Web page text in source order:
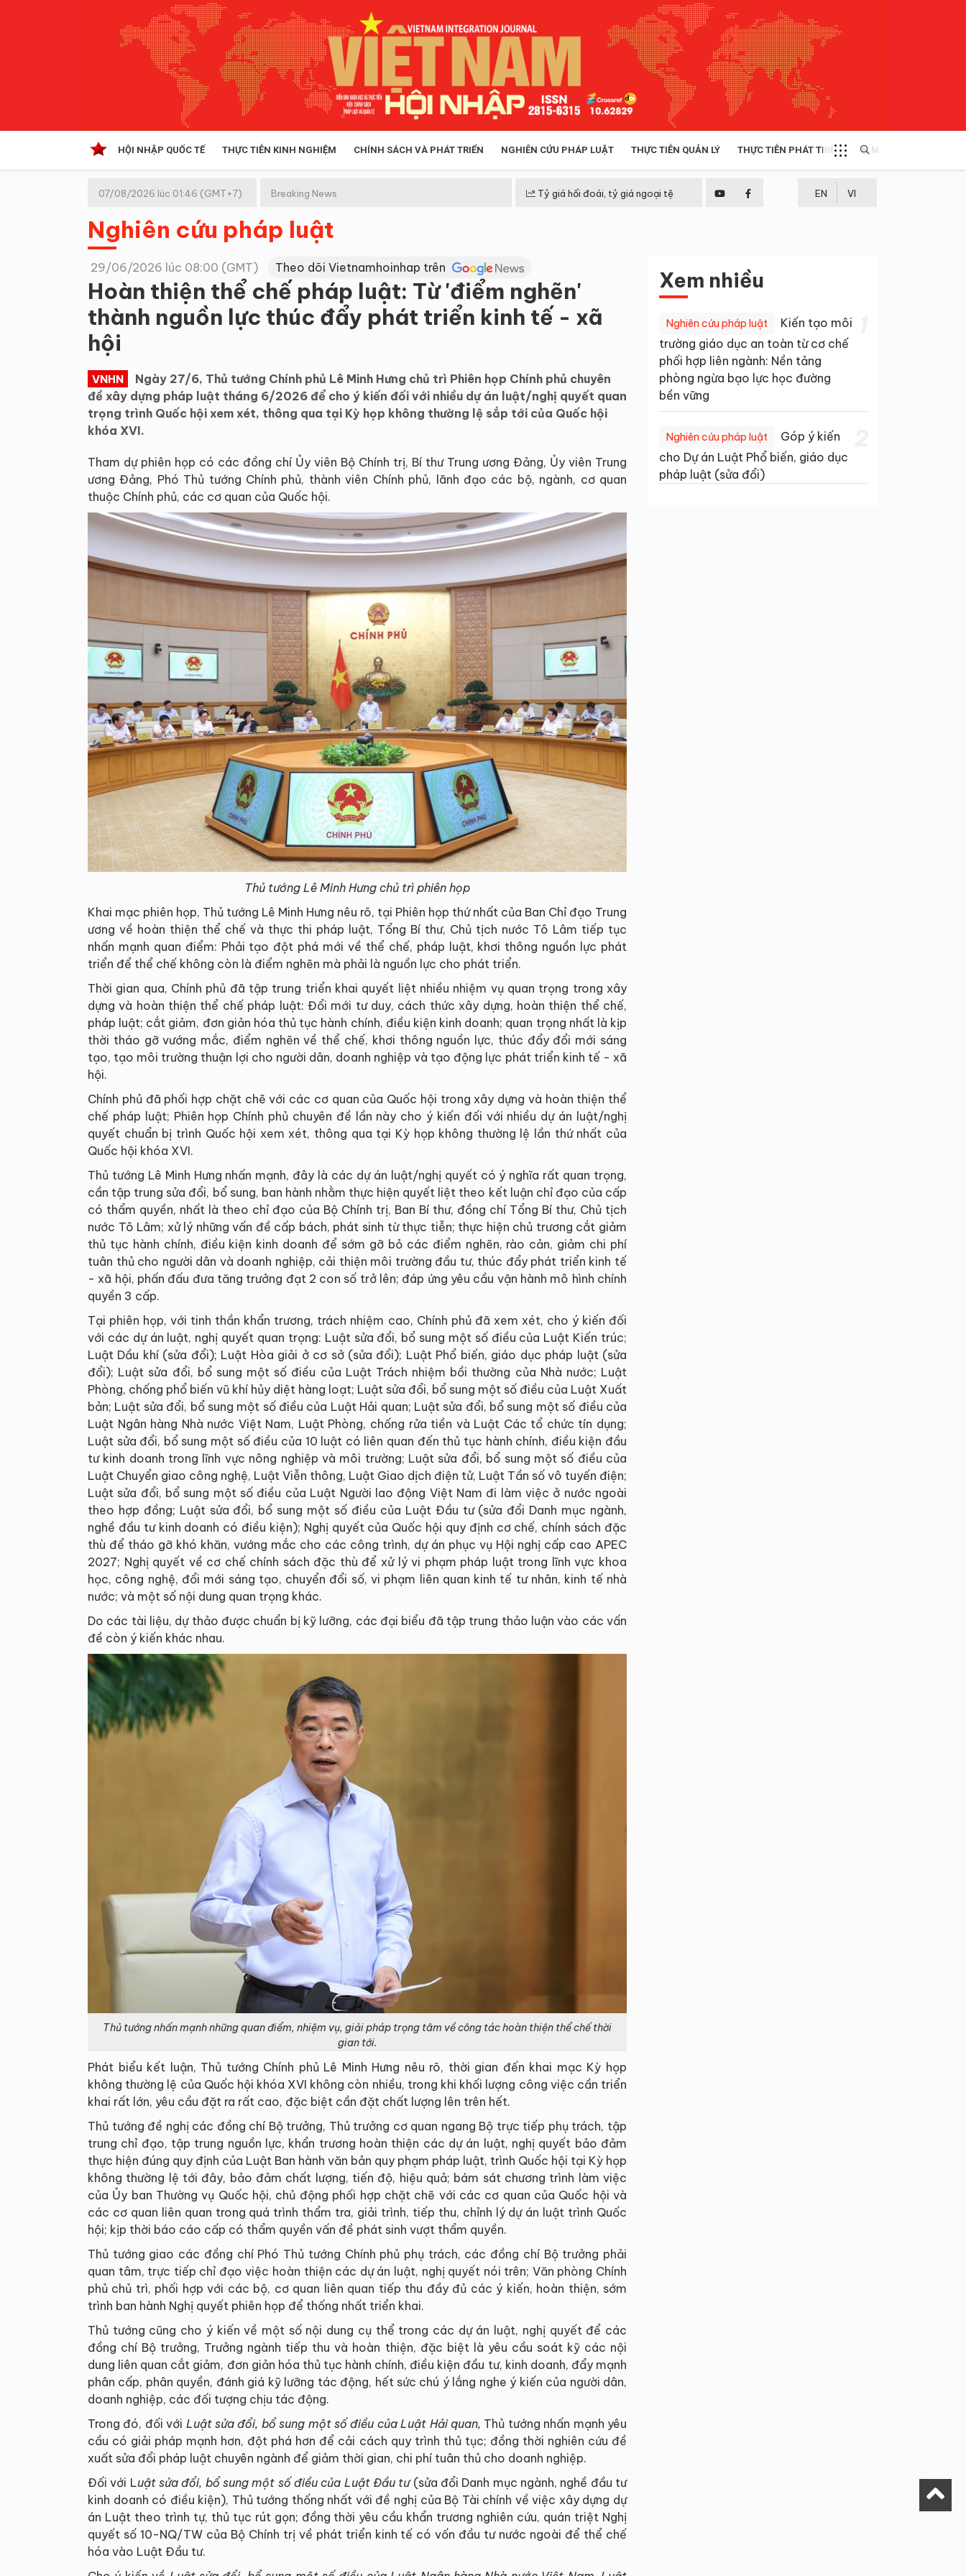
HỘI NHẬP QUỐC TẾ THỰC TIỄN KINH NGHIỆM CHÍNH SÁCH VÀ PHÁT TRIỂN NGHIÊN CỨU PHÁP LUẬT THỰC TIỄN QUẢN LÝ THỰC TIỄN PHÁT TRIỂN MULTIMEDIA
Kinh tế hội nhập
Doanh nghiệp
07/08/2026 lúc 01:46 (GMT+7) Breaking News Tỷ giá hối đoái, tỷ giá ngoại tệ EN VI
Nghiên cứu pháp luật
29/06/2026 lúc 08:00 (GMT) Theo dõi Vietnamhoinhap trên
Hoàn thiện thể chế pháp luật: Từ 'điểm nghẽn'
thành nguồn lực thúc đẩy phát triển kinh tế - xã
hội
VNHN
Ngày 27/6, Thủ tướng Chính phủ Lê Minh Hưng chủ trì Phiên họp Chính phủ chuyên
đề xây dựng pháp luật tháng 6/2026 để cho ý kiến đối với nhiều dự án luật/nghị quyết quan
trọng trình Quốc hội xem xét, thông qua tại Kỳ họp không thường lệ sắp tới của Quốc hội
khóa XVI.
Tham dự phiên họp có các đồng chí Ủy viên Bộ Chính trị, Bí thư Trung ương Đảng, Ủy viên Trung
ương Đảng, Phó Thủ tướng Chính phủ, thành viên Chính phủ, lãnh đạo các bộ, ngành, cơ quan
thuộc Chính phủ, các cơ quan của Quốc hội.
Thủ tướng Lê Minh Hưng chủ trì phiên họp
Khai mạc phiên họp, Thủ tướng Lê Minh Hưng nêu rõ, tại Phiên họp thứ nhất của Ban Chỉ đạo Trung
ương về hoàn thiện thể chế và thực thi pháp luật, Tổng Bí thư, Chủ tịch nước Tô Lâm tiếp tục
nhấn mạnh quan điểm: Phải tạo đột phá mới về thể chế, pháp luật, khơi thông nguồn lực phát
triển để thể chế không còn là điểm nghẽn mà phải là nguồn lực cho phát triển.
Thời gian qua, Chính phủ đã tập trung triển khai quyết liệt nhiều nhiệm vụ quan trọng trong xây
dựng và hoàn thiện thể chế pháp luật: Đổi mới tư duy, cách thức xây dựng, hoàn thiện thể chế,
pháp luật; cắt giảm, đơn giản hóa thủ tục hành chính, điều kiện kinh doanh; quan trọng nhất là kịp
thời tháo gỡ vướng mắc, điểm nghẽn về thể chế, khơi thông nguồn lực, thúc đẩy đổi mới sáng
tạo, tạo môi trường thuận lợi cho người dân, doanh nghiệp và tạo động lực phát triển kinh tế - xã
hội.
Chính phủ đã phối hợp chặt chẽ với các cơ quan của Quốc hội trong xây dựng và hoàn thiện thể
chế pháp luật; Phiên họp Chính phủ chuyên đề lần này cho ý kiến đối với nhiều dự án luật/nghị
quyết chuẩn bị trình Quốc hội xem xét, thông qua tại Kỳ họp không thường lệ lần thứ nhất của
Quốc hội khóa XVI.
Thủ tướng Lê Minh Hưng nhấn mạnh, đây là các dự án luật/nghị quyết có ý nghĩa rất quan trọng,
cần tập trung sửa đổi, bổ sung, ban hành nhằm thực hiện quyết liệt theo kết luận chỉ đạo của cấp
có thẩm quyền, nhất là theo chỉ đạo của Bộ Chính trị, Ban Bí thư, đồng chí Tổng Bí thư, Chủ tịch
nước Tô Lâm; xử lý những vấn đề cấp bách, phát sinh từ thực tiễn; thực hiện chủ trương cắt giảm
thủ tục hành chính, điều kiện kinh doanh để sớm gỡ bỏ các điểm nghẽn, rào cản, giảm chi phí
tuân thủ cho người dân và doanh nghiệp, cải thiện môi trường đầu tư, thúc đẩy phát triển kinh tế
- xã hội, phấn đấu đưa tăng trưởng đạt 2 con số trở lên; đáp ứng yêu cầu vận hành mô hình chính
quyền 3 cấp.
Tại phiên họp, với tinh thần khẩn trương, trách nhiệm cao, Chính phủ đã xem xét, cho ý kiến đối
với các dự án luật, nghị quyết quan trọng: Luật sửa đổi, bổ sung một số điều của Luật Kiến trúc;
Luật Dầu khí (sửa đổi); Luật Hòa giải ở cơ sở (sửa đổi); Luật Phổ biến, giáo dục pháp luật (sửa
đổi); Luật sửa đổi, bổ sung một số điều của Luật Trách nhiệm bồi thường của Nhà nước; Luật
Phòng, chống phổ biến vũ khí hủy diệt hàng loạt; Luật sửa đổi, bổ sung một số điều của Luật Xuất
bản; Luật sửa đổi, bổ sung một số điều của Luật Hải quan; Luật sửa đổi, bổ sung một số điều của
Luật Ngân hàng Nhà nước Việt Nam, Luật Phòng, chống rửa tiền và Luật Các tổ chức tín dụng;
Luật sửa đổi, bổ sung một số điều của 10 luật có liên quan đến thủ tục hành chính, điều kiện đầu
tư kinh doanh trong lĩnh vực nông nghiệp và môi trường; Luật sửa đổi, bổ sung một số điều của
Luật Chuyển giao công nghệ, Luật Viễn thông, Luật Giao dịch điện tử, Luật Tần số vô tuyến điện;
Luật sửa đổi, bổ sung một số điều của Luật Người lao động Việt Nam đi làm việc ở nước ngoài
theo hợp đồng; Luật sửa đổi, bổ sung một số điều của Luật Đầu tư (sửa đổi Danh mục ngành,
nghề đầu tư kinh doanh có điều kiện); Nghị quyết của Quốc hội quy định cơ chế, chính sách đặc
thù để tháo gỡ khó khăn, vướng mắc cho các công trình, dự án phục vụ Hội nghị cấp cao APEC
2027; Nghị quyết về cơ chế chính sách đặc thù để xử lý vi phạm pháp luật trong lĩnh vực khoa
học, công nghệ, đổi mới sáng tạo, chuyển đổi số, vi phạm liên quan kinh tế tư nhân, kinh tế nhà
nước; và một số nội dung quan trọng khác.
Do các tài liệu, dự thảo được chuẩn bị kỹ lưỡng, các đại biểu đã tập trung thảo luận vào các vấn
đề còn ý kiến khác nhau.
Thủ tướng nhấn mạnh những quan điểm, nhiệm vụ, giải pháp trọng tâm về công tác hoàn thiện thể chế thời
gian tới.
Phát biểu kết luận, Thủ tướng Chính phủ Lê Minh Hưng nêu rõ, thời gian đến khai mạc Kỳ họp
không thường lệ của Quốc hội khóa XVI không còn nhiều, trong khi khối lượng công việc cần triển
khai rất lớn, yêu cầu đặt ra rất cao, đặc biệt cần đặt chất lượng lên trên hết.
Thủ tướng đề nghị các đồng chí Bộ trưởng, Thủ trưởng cơ quan ngang Bộ trực tiếp phụ trách, tập
trung chỉ đạo, tập trung nguồn lực, khẩn trương hoàn thiện các dự án luật, nghị quyết bảo đảm
thực hiện đúng quy định của Luật Ban hành văn bản quy phạm pháp luật, trình Quốc hội tại Kỳ họp
không thường lệ tới đây, bảo đảm chất lượng, tiến độ, hiệu quả; bám sát chương trình làm việc
của Ủy ban Thường vụ Quốc hội, chủ động phối hợp chặt chẽ với các cơ quan của Quốc hội và
các cơ quan liên quan trong quá trình thẩm tra, giải trình, tiếp thu, chỉnh lý dự án luật trình Quốc
hội; kịp thời báo cáo cấp có thẩm quyền vấn đề phát sinh vượt thẩm quyền.
Thủ tướng giao các đồng chí Phó Thủ tướng Chính phủ phụ trách, các đồng chí Bộ trưởng phải
quan tâm, trực tiếp chỉ đạo việc hoàn thiện các dự án luật, nghị quyết nói trên; Văn phòng Chính
phủ chủ trì, phối hợp với các bộ, cơ quan liên quan tiếp thu đầy đủ các ý kiến, hoàn thiện, sớm
trình ban hành Nghị quyết phiên họp để thống nhất triển khai.
Thủ tướng cũng cho ý kiến về một số nội dung cụ thể trong các dự án luật, nghị quyết để các
đồng chí Bộ trưởng, Trưởng ngành tiếp thu và hoàn thiện, đặc biệt là yêu cầu soát kỹ các nội
dung liên quan cắt giảm, đơn giản hóa thủ tục hành chính, điều kiện đầu tư, kinh doanh, đẩy mạnh
phân cấp, phân quyền, đánh giá kỹ lưỡng tác động, hết sức chú ý lắng nghe ý kiến của người dân,
doanh nghiệp, các đối tượng chịu tác động.
Trong đó, đối với Luật sửa đổi, bổ sung một số điều của Luật Hải quan, Thủ tướng nhấn mạnh yêu
cầu có giải pháp mạnh hơn, đột phá hơn để cải cách quy trình thủ tục; đồng thời nghiên cứu đề
xuất sửa đổi pháp luật chuyên ngành để giảm thời gian, chi phí tuân thủ cho doanh nghiệp.
Đối với Luật sửa đổi, bổ sung một số điều của Luật Đầu tư(sửa đổi Danh mục ngành, nghề đầu tư
kinh doanh có điều kiện), Thủ tướng thống nhất với đề nghị của Bộ Tài chính về việc xây dựng dự
án Luật theo trình tự, thủ tục rút gọn; đồng thời yêu cầu khẩn trương nghiên cứu, quán triệt Nghị
quyết số 10-NQ/TW của Bộ Chính trị về phát triển kinh tế có vốn đầu tư nước ngoài để thể chế
hóa vào Luật Đầu tư.
Xem nhiều
Nghiên cứu pháp luật
Kiến tạo môi
trường giáo dục an toàn từ cơ chế
phối hợp liên ngành: Nền tảng
phòng ngừa bạo lực học đường
bền vững
Nghiên cứu pháp luật
Góp ý kiến
cho Dự án Luật Phổ biến, giáo dục
pháp luật (sửa đổi)